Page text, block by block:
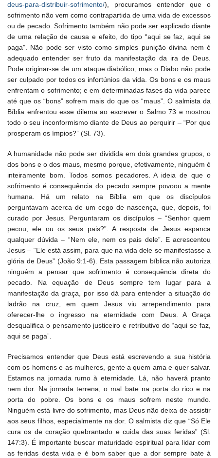
deus-para-distribuir-sofrimento/), procuramos entender que o
sofrimento não vem como contrapartida de uma vida de excessos
ou de pecado. Sofrimento também não pode ser explicado diante
de uma relação de causa e efeito, do tipo “aqui se faz, aqui se
paga”. Não pode ser visto como simples punição divina nem é
adequado entender ser fruto da manifestação da ira de Deus.
Pode originar-se de um ataque diabólico, mas o Diabo não pode
ser culpado por todos os infortúnios da vida. Os bons e os maus
enfrentam o sofrimento; e em determinadas fases da vida parece
até que os “bons” sofrem mais do que os “maus”. O salmista da
Bíblia enfrentou esse dilema ao escrever o Salmo 73 e mostrou
todo o seu inconformismo diante de Deus ao perquirir – “Por que
prosperam os ímpios?” (Sl. 73).
A humanidade não pode ser dividida em dois grandes grupos, o
dos bons e o dos maus, mesmo porque, efetivamente, ninguém é
inteiramente bom. Todos somos pecadores. A ideia de que o
sofrimento é consequência do pecado sempre povoou a mente
humana. Há um relato na Bíblia em que os discípulos
perguntavam acerca de um cego de nascença, que, depois, foi
curado por Jesus. Perguntaram os discípulos – “Senhor quem
pecou, ele ou os seus pais?”. A resposta de Jesus espanca
qualquer dúvida – “Nem ele, nem os pais dele”. E acrescentou
Jesus – “Ele está assim, para que na vida dele se manifestasse a
glória de Deus” (João 9:1-6). Esta passagem bíblica não autoriza
ninguém a pensar que sofrimento é consequência direta do
pecado. Na equação de Deus sempre tem lugar para a
manifestação da graça, por isso dá para entender a situação do
ladrão na cruz, em quem Jesus viu arrependimento para
oferecer-lhe o ingresso na eternidade com Deus. A Graça
desqualifica o pensamento justiceiro e retributivo do “aqui se faz,
aqui se paga”.
Precisamos entender que Deus está escrevendo a sua história
com os homens e as mulheres, gente a quem ama e quer salvar.
Estamos na jornada rumo à eternidade. Lá, não haverá pranto
nem dor. Na jornada terrena, o mal bate na porta do rico e na
porta do pobre. Os bons e os maus sofrem neste mundo.
Ninguém está livre do sofrimento, mas Deus não deixa de assistir
aos seus filhos, especialmente na dor. O salmista diz que “Só Ele
cura os de coração quebrantado e cuida das suas feridas” (Sl.
147:3). É importante buscar maturidade espiritual para lidar com
as feridas desta vida e é bom saber que a dor sempre bate à